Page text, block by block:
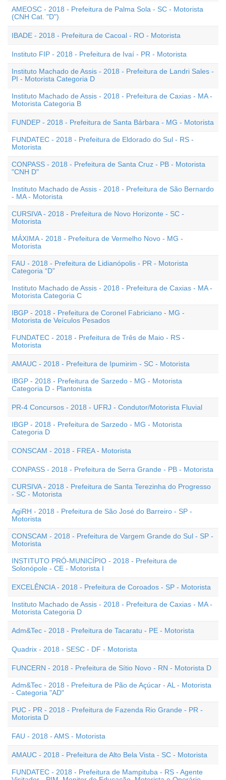
AMEOSC - 2018 - Prefeitura de Palma Sola - SC - Motorista
(CNH Cat. "D")
IBADE - 2018 - Prefeitura de Cacoal - RO - Motorista
Instituto FIP - 2018 - Prefeitura de Ivaí - PR - Motorista
Instituto Machado de Assis - 2018 - Prefeitura de Landri Sales -
PI - Motorista Categoria D
Instituto Machado de Assis - 2018 - Prefeitura de Caxias - MA -
Motorista Categoria B
FUNDEP - 2018 - Prefeitura de Santa Bárbara - MG - Motorista
FUNDATEC - 2018 - Prefeitura de Eldorado do Sul - RS -
Motorista
CONPASS - 2018 - Prefeitura de Santa Cruz - PB - Motorista
"CNH D"
Instituto Machado de Assis - 2018 - Prefeitura de São Bernardo
- MA - Motorista
CURSIVA - 2018 - Prefeitura de Novo Horizonte - SC -
Motorista
MÁXIMA - 2018 - Prefeitura de Vermelho Novo - MG -
Motorista
FAU - 2018 - Prefeitura de Lidianópolis - PR - Motorista
Categoria “D”
Instituto Machado de Assis - 2018 - Prefeitura de Caxias - MA -
Motorista Categoria C
IBGP - 2018 - Prefeitura de Coronel Fabriciano - MG -
Motorista de Veículos Pesados
FUNDATEC - 2018 - Prefeitura de Três de Maio - RS -
Motorista
AMAUC - 2018 - Prefeitura de Ipumirim - SC - Motorista
IBGP - 2018 - Prefeitura de Sarzedo - MG - Motorista
Categoria D - Plantonista
PR-4 Concursos - 2018 - UFRJ - Condutor/Motorista Fluvial
IBGP - 2018 - Prefeitura de Sarzedo - MG - Motorista
Categoria D
CONSCAM - 2018 - FREA - Motorista
CONPASS - 2018 - Prefeitura de Serra Grande - PB - Motorista
CURSIVA - 2018 - Prefeitura de Santa Terezinha do Progresso
- SC - Motorista
AgiRH - 2018 - Prefeitura de São José do Barreiro - SP -
Motorista
CONSCAM - 2018 - Prefeitura de Vargem Grande do Sul - SP -
Motorista
INSTITUTO PRÓ-MUNICÍPIO - 2018 - Prefeitura de
Solonópole - CE - Motorista I
EXCELÊNCIA - 2018 - Prefeitura de Coroados - SP - Motorista
Instituto Machado de Assis - 2018 - Prefeitura de Caxias - MA -
Motorista Categoria D
Adm&Tec - 2018 - Prefeitura de Tacaratu - PE - Motorista
Quadrix - 2018 - SESC - DF - Motorista
FUNCERN - 2018 - Prefeitura de Sítio Novo - RN - Motorista D
Adm&Tec - 2018 - Prefeitura de Pão de Açúcar - AL - Motorista
- Categoria "AD"
PUC - PR - 2018 - Prefeitura de Fazenda Rio Grande - PR -
Motorista D
FAU - 2018 - AMS - Motorista
AMAUC - 2018 - Prefeitura de Alto Bela Vista - SC - Motorista
FUNDATEC - 2018 - Prefeitura de Mampituba - RS - Agente